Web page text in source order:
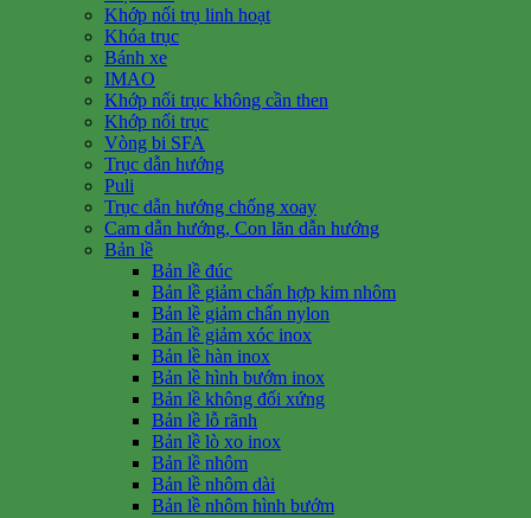
Khớp nối trụ linh hoạt
Khóa trục
Bánh xe
IMAO
Khớp nối trục không cần then
Khớp nối trục
Vòng bi SFA
Trục dẫn hướng
Puli
Trục dẫn hướng chống xoay
Cam dẫn hướng, Con lăn dẫn hướng
Bản lề
Bản lề đúc
Bản lề giảm chấn hợp kim nhôm
Bản lề giảm chấn nylon
Bản lề giảm xóc inox
Bản lề hàn inox
Bản lề hình bướm inox
Bản lề không đối xứng
Bản lề lỗ rãnh
Bản lề lò xo inox
Bản lề nhôm
Bản lề nhôm dài
Bản lề nhôm hình bướm